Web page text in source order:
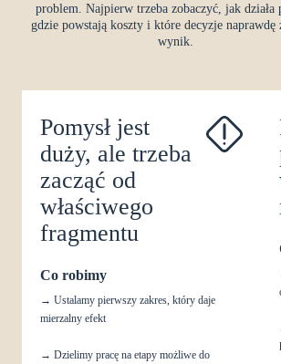
problem. Najpierw trzeba zobaczyć, jak działa
gdzie powstają koszty i które decyzje naprawdę
wynik.
Pomysł jest
duży, ale trzeba
zacząć od
właściwego
fragmentu
Co robimy
→ Ustalamy pierwszy zakres, który daje
mierzalny efekt
→ Dzielimy pracę na etapy możliwe do